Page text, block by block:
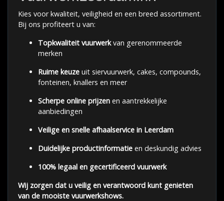
Kies voor kwaliteit, veiligheid en een breed assortiment.
Bij ons profiteert u van:
Topkwaliteit vuurwerkvan gerenommeerde
merken
Ruime keuze uit siervuurwerk, cakes, compounds,
fonteinen, knallers en meer
Scherpe online prijzen en aantrekkelijke
aanbiedingen
Veilige en snelle afhaalservice in Leerdam
Duidelijke productinformatie en deskundig advies
100% legaal en gecertificeerd vuurwerk
Wij zorgen dat u veilig en verantwoord kunt genieten
van de mooiste vuurwerkshows.